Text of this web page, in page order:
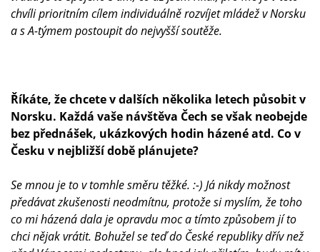
chvíli prioritním cílem individuálně rozvíjet mládež v Norsku
a s A-týmem postoupit do nejvyšší soutěže.
Říkáte, že chcete v dalších několika letech působit v
Norsku. Každá vaše návštěva Čech se však neobejde
bez přednášek, ukázkových hodin házené atd. Co v
Česku v nejbližší době plánujete?
Se mnou je to v tomhle směru těžké. :-) Já nikdy možnost
předávat zkušenosti neodmítnu, protože si myslím, že toho
co mi házená dala je opravdu moc a tímto způsobem jí to
chci nějak vrátit. Bohužel se teď do České republiky dřív než